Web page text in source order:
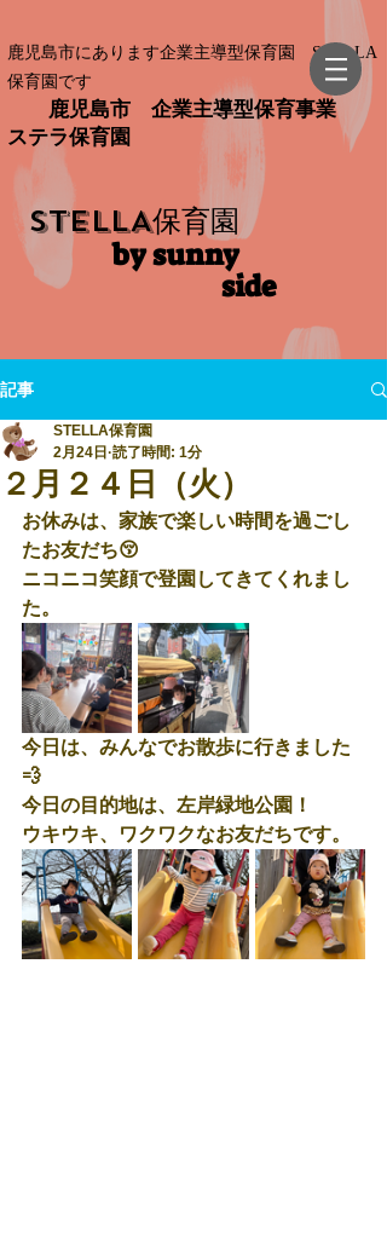
鹿児島市にあります企業主導型保育園 STELLA
保育園です
鹿児島市 企業主導型保育事業
ステラ保育園
STELLA保育園
by sunny
side​
記事
２月２４日（火）
STELLA保育園
2月24日 読了時間: 1分
お休みは、家族で楽しい時間を過ごし
たお友だち😚
ニコニコ笑顔で登園してきてくれまし
た。
今日は、みんなでお散歩に行きました
💨
今日の目的地は、左岸緑地公園！
ウキウキ、ワクワクなお友だちです。